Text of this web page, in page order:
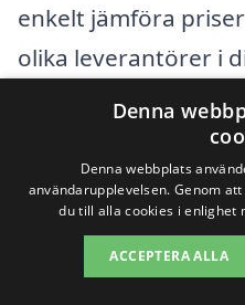
enkelt jämföra
olika leverantörer i
några städer nära
finna duktiga
Vänersborg
Trollhättan
Denna
Denna webbplats
användarupplevelsen. Genom
du till alla cookies i enlighet
ACCEPTERA ALLA